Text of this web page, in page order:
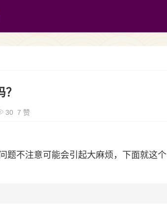
30 7 赞
题不注意可能会引起大麻烦，下面就这个